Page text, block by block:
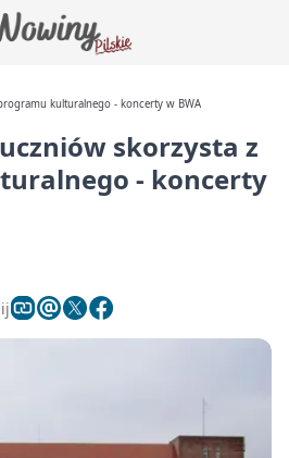
kulturalnego - koncerty w BWA
skorzysta z
- koncerty